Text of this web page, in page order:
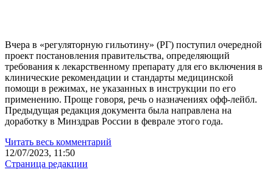
Вчера в «регуляторную гильотину» (РГ) поступил очередной
проект постановления правительства, определяющий
требования к лекарственному препарату для его включения в
клинические рекомендации и стандарты медицинской
помощи в режимах, не указанных в инструкции по его
применению. Проще говоря, речь о назначениях офф-лейбл.
Предыдущая редакция документа была направлена на
доработку в Минздрав России в феврале этого года.
Читать весь комментарий
12/07/2023, 11:50
Страница редакции